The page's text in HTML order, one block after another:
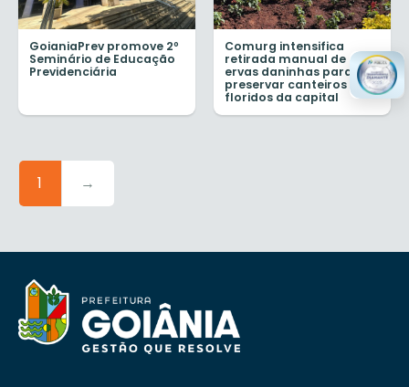
GoianiaPrev promove 2º
Seminário de Educação
Previdenciária
Comurg intensifica
retirada manual de
ervas daninhas para
preservar canteiros de
floridos da capital
1 →